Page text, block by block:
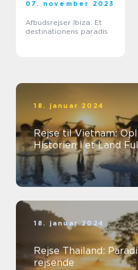
07. november 2023
Afbudsrejser Ibiza: Et
destinationens paradis
18. januar 2024
Rejse til Vietnam:
Historien i et Land
18. januar 2024
Rejse Thailand:
rejsende